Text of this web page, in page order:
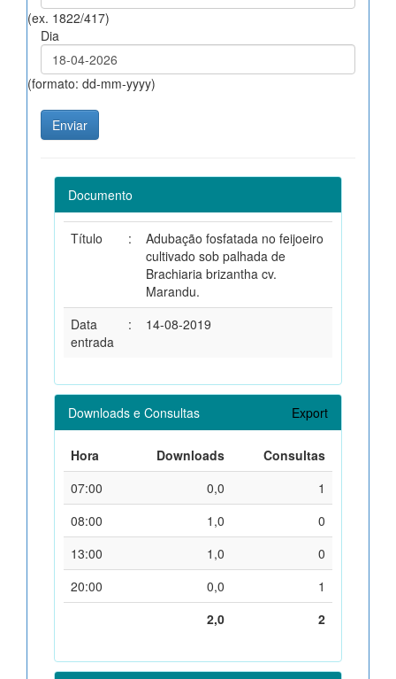
(ex. 1822/417)
Dia
(formato: dd-mm-yyyy)
Documento
Título :
Adubação fosfatada no feijoeiro
cultivado sob palhada de
Brachiaria brizantha cv.
Marandu.
Data
entrada
: 14-08-2019
Downloads e Consultas Export
Hora Downloads
Consultas
07:00
0,0
1
08:00
1,0
0
13:00
1,0
0
20:00
0,0
1
2,0
2